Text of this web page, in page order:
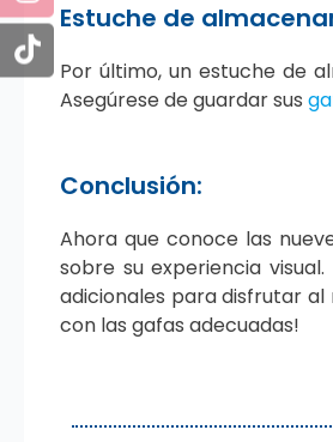
Estuche de
Por último, un estuche de
Asegúrese de guardar sus
Conclusión:
Ahora que conoce las
sobre su experiencia
adicionales para disfrutar al
con las gafas adecuadas!